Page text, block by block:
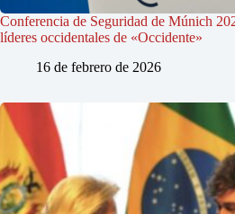
Conferencia de Seguridad de Múnich
líderes occidentales de «Occidente»
16 de febrero de 2026